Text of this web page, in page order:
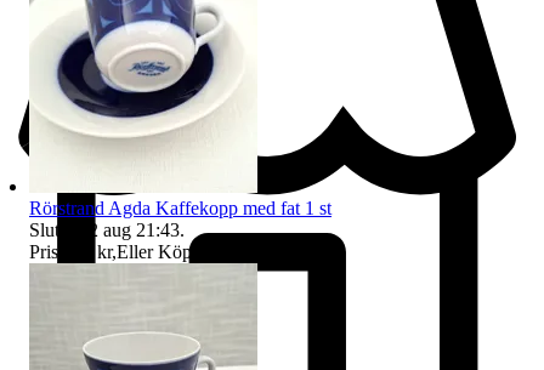
Rörstrand Agda Kaffekopp med fat 1 st
Sluttid
12 aug 21:43.
Pris:
275 kr,Eller Köp nu